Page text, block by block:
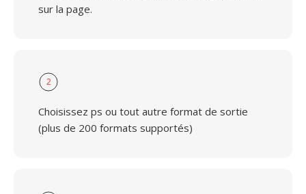
sur la page.
2
Choisissez ps ou tout autre format de sortie
(plus de 200 formats supportés)